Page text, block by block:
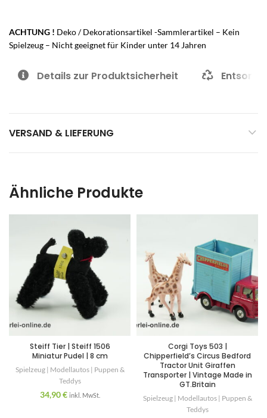
ACHTUNG ! Deko / Dekorationsartikel -Sammlerartikel – Kein
Spielzeug – Nicht geeignet für Kinder unter 14 Jahren
Details zur Produktsicherheit
VERSAND & LIEFERUNG
Ähnliche Produkte
Steiff Tier | Steiff 1506
Miniatur Pudel | 8 cm
Spielzeug | Modellautos | Puppen &
Teddys
34,90€ inkl. MwSt.
Corgi Toys 503 |
Chipperfield’s Circus Bedford
Tractor Unit Giraffen
Transporter | Vintage Made in
GT.Britain
Spielzeug | Modellautos | Puppen &
Teddys